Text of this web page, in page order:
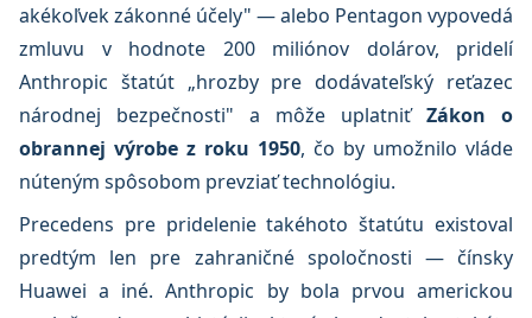
akékoľvek zákonné účely" — alebo Pentagon vypovedá
zmluvu v hodnote 200 miliónov dolárov, pridelí
Anthropic štatút „hrozby pre dodávateľský reťazec
národnej bezpečnosti" a môže uplatniť Zákon o
obrannej výrobe z roku 1950, čo by umožnilo vláde
núteným spôsobom prevziať technológiu.
Precedens pre pridelenie takéhoto štatútu existoval
predtým len pre zahraničné spoločnosti — čínsky
Huawei a iné. Anthropic by bola prvou americkou